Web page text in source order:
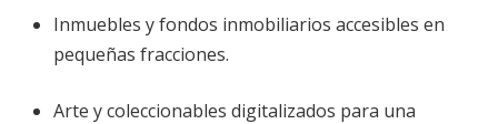
Inmuebles y fondos inmobiliarios accesibles en
pequeñas fracciones.
Arte y coleccionables digitalizados para una